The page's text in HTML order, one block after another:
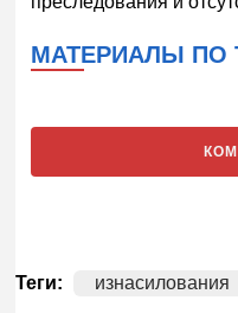
МАТЕРИАЛЫ ПО
Теги: изнасилования